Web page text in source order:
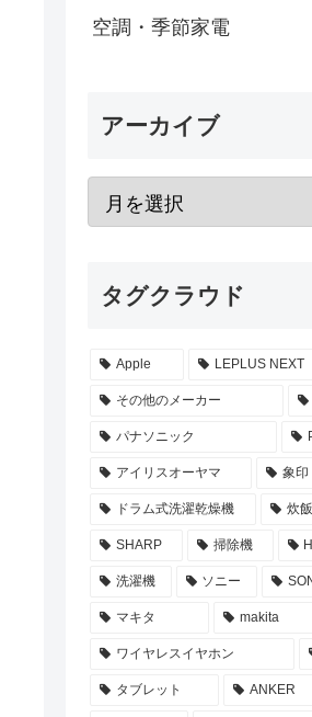
空調・季節家電
アーカイブ
タグクラウド
Apple LEPLUS NEXT
その他のメーカー
パナソニック
アイリスオーヤマ 象印
ドラム式洗濯乾燥機 炊
SHARP 掃除機
洗濯機 ソニー
マキタ makita
ワイヤレスイヤホン
タブレット ANKER